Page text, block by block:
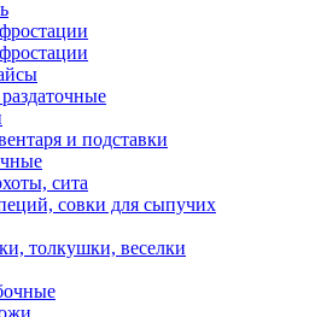
и подставки
сита
совки для сыпучих
толкушки, веселки